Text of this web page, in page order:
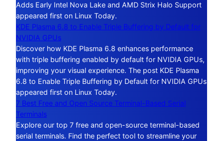
Adds Early Intel Nova Lake and AMD Strix Halo Support
appeared first on Linux Today.
KDE Plasma 6.8 to Enable Triple Buffering by Default for
NVIDIA GPUs
Discover how KDE Plasma 6.8 enhances performance
with triple buffering enabled by default for NVIDIA GPUs,
improving your visual experience. The post KDE Plasma
6.8 to Enable Triple Buffering by Default for NVIDIA GPUs
appeared first on Linux Today.
7 Best Free and Open Source Terminal-Based Serial
Terminals
Explore our top 7 free and open-source terminal-based
serial terminals. Find the perfect tool to streamline your